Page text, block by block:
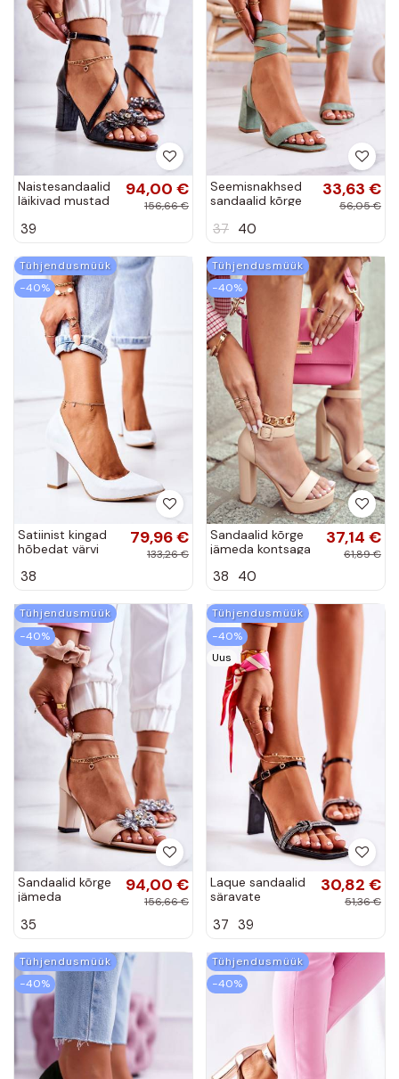
Naistesandaalid
läikivad mustad
94,00 €
156,66 €
39
Seemisnakhsed
sandaalid kõrge
Rohelist värvi
33,63 €
56,05 €
37 40
Tühjendusmüük
−40%
Satiinist kingad
hõbedat värvi
79,96 €
133,26 €
38
Tühjendusmüük
−40%
Sandaalid kõrge
jämeda kontsaga
Medanos
37,14 €
61,89 €
38 40
Tühjendusmüük
−40%
Sandaalid kõrge
jämeda
kaunistustega
Milessa
94,00 €
156,66 €
35
Tühjendusmüük
−40%
Uus
Laque sandaalid
säravate
mustad
30,82 €
51,36 €
37 39
Tühjendusmüük
−40%
Tühjendusmüük
−40%